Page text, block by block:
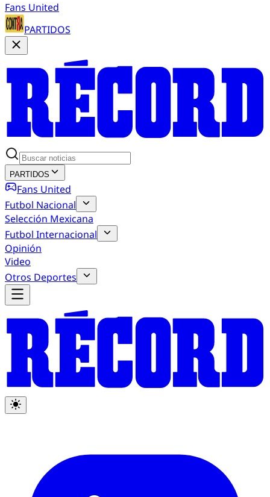
Fans United
PARTIDOS
PARTIDOS
Fans United
Futbol Nacional
Selección Mexicana
Futbol Internacional
Opinión
Video
Otros Deportes